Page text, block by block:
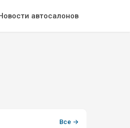
автосалонов
Все →